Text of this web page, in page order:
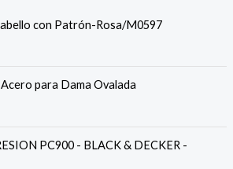
con Patrón-Rosa/M0597
para Dama Ovalada
PC900 - BLACK & DECKER -